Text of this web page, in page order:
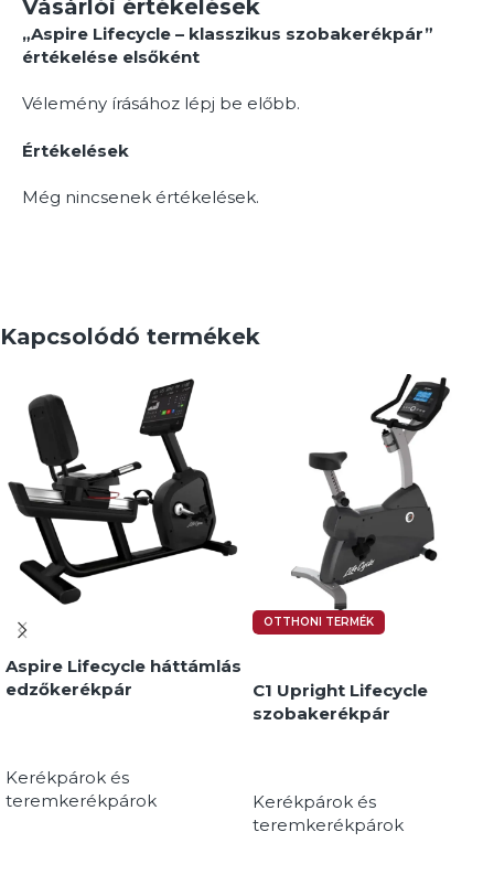
Vásárlói értékelések
Értékelések
Még nincsenek értékelések.
„Aspire Lifecycle – klasszikus szobakerékpár”
értékelése elsőként
Vélemény írásához lépj be előbb.
Kapcsolódó termékek
Aspire Lifecycle háttámlás
edzőkerékpár
Kerékpárok és
teremkerékpárok
OTTHONI TERMÉK
C1 Upright Lifecycle
szobakerékpár
Kerékpárok és
teremkerékpárok